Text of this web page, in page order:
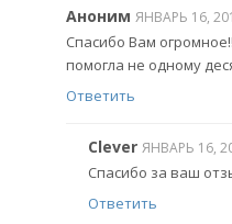
Аноним ЯНВАРЬ 16,
Спасибо Вам
помогла не одному
Ответить
Clever ЯНВАРЬ 16,
Спасибо за ваш
Ответить